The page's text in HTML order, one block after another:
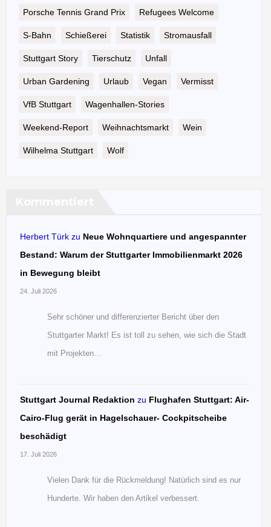
Porsche Tennis Grand Prix Refugees Welcome
S-Bahn Schießerei Statistik Stromausfall
Stuttgart Story Tierschutz Unfall
Urban Gardening Urlaub Vegan Vermisst
VfB Stuttgart Wagenhallen-Stories
Weekend-Report Weihnachtsmarkt Wein
Wilhelma Stuttgart Wolf
Herbert Türk zu Neue Wohnquartiere und angespannter
Bestand: Warum der Stuttgarter Immobilienmarkt 2026
in Bewegung bleibt
24. Juli 2026
Sehr schöner und differenzierter Bericht über den
Stuttgarter Markt! Es ist toll zu sehen, wie sich die Stadt
mit Projekten…
Stuttgart Journal Redaktion zu Flughafen Stuttgart: Air-
Cairo-Flug gerät in Hagelschauer- Cockpitscheibe
beschädigt
17. Juli 2026
Vielen Dank für die Rückmeldung! Natürlich sind es nur
Hunderte. Wir haben den Artikel verbessert.